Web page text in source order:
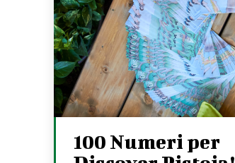
100 Numeri per